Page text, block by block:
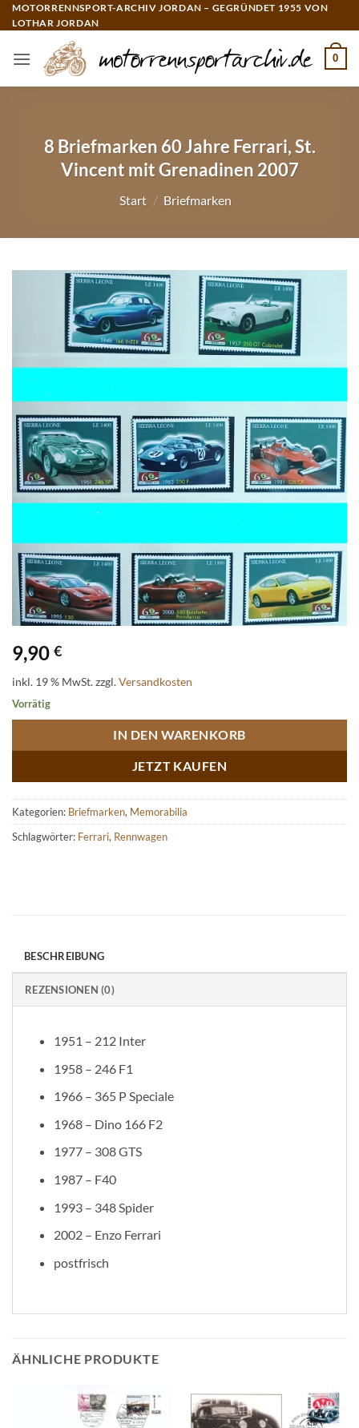
Zum
Inhalt
MOTORRENNSPORT-ARCHIV JORDAN – GEGRÜNDET 1955 VON
LOTHAR JORDAN
0
8 Briefmarken 60 Jahre Ferrari, St.
Vincent mit Grenadinen 2007
Start / Briefmarken
9,90 €
inkl. 19 % MwSt.zzgl.Versandkosten
Vorrätig
IN DEN WARENKORB
JETZT KAUFEN
Kategorien: Briefmarken, Memorabilia
Schlagwörter: Ferrari, Rennwagen
BESCHREIBUNG
REZENSIONEN (0)
1951 – 212 Inter
1958 – 246 F1
1966 – 365 P Speciale
1968 – Dino 166 F2
1977 – 308 GTS
1987 – F40
1993 – 348 Spider
2002 – Enzo Ferrari
postfrisch
ÄHNLICHE PRODUKTE